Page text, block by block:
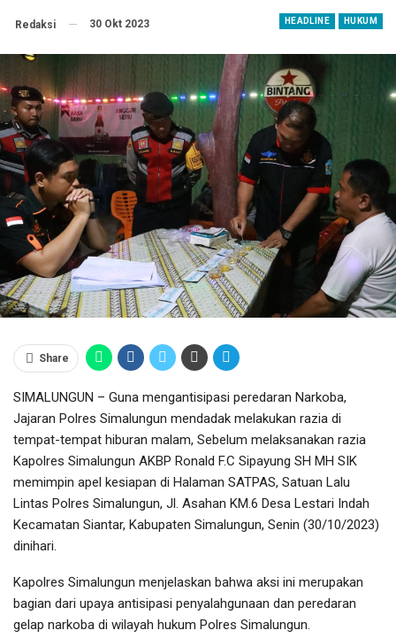
HEADLINE HUKUM
Redaksi 30 Okt 2023
Share
SIMALUNGUN – Guna mengantisipasi peredaran Narkoba,
Jajaran Polres Simalungun mendadak melakukan razia di
tempat-tempat hiburan malam, Sebelum melaksanakan razia
Kapolres Simalungun AKBP Ronald F.C Sipayung SH MH SIK
memimpin apel kesiapan di Halaman SATPAS, Satuan Lalu
Lintas Polres Simalungun, Jl. Asahan KM.6 Desa Lestari Indah
Kecamatan Siantar, Kabupaten Simalungun, Senin (30/10/2023)
dinihari.
Kapolres Simalungun menjelaskan bahwa aksi ini merupakan
bagian dari upaya antisipasi penyalahgunaan dan peredaran
gelap narkoba di wilayah hukum Polres Simalungun.